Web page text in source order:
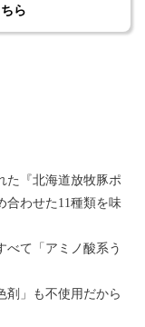
ら
た『北海道放牧豚ポ
合わせた11種類を味
べて「アミノ酸系う
剤」も不使用だから